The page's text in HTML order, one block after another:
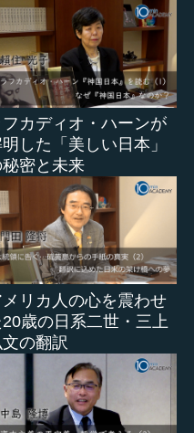
フカディオ・ハーンが
した「美しい日本」
密と未来
メリカ人の心を震わせ
20歳の日系二世・三上
の翻訳